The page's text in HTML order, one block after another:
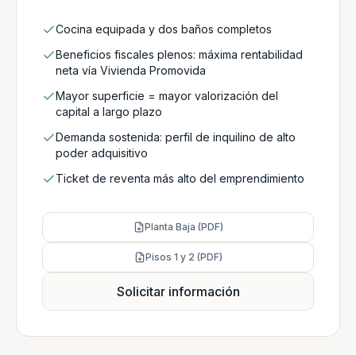
Cocina equipada y dos baños completos
Beneficios fiscales plenos: máxima rentabilidad
neta vía Vivienda Promovida
Mayor superficie = mayor valorización del
capital a largo plazo
Demanda sostenida: perfil de inquilino de alto
poder adquisitivo
Ticket de reventa más alto del emprendimiento
Planta Baja (PDF)
Pisos 1 y 2 (PDF)
Solicitar información